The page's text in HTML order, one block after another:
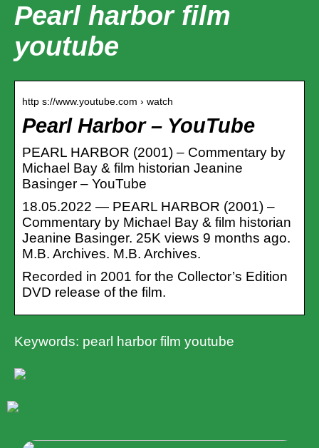
Pearl harbor film
youtube
http s://www.youtube.com › watch
Pearl Harbor – YouTube
PEARL HARBOR (2001) – Commentary by
Michael Bay & film historian Jeanine
Basinger – YouTube
18.05.2022 — PEARL HARBOR (2001) –
Commentary by Michael Bay & film historian
Jeanine Basinger. 25K views 9 months ago.
M.B. Archives. M.B. Archives.
Recorded in 2001 for the Collector’s Edition
DVD release of the film.
Keywords: pearl harbor film youtube